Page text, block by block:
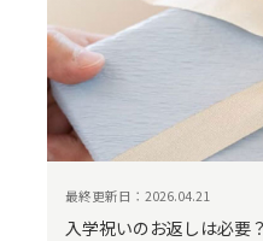
最終更新日：2026.04.21
入学祝いのお返しは必要